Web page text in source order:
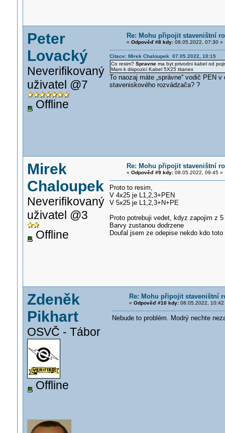
Peter
Lovacký
Neverifikovaný
uživatel @7
Offline
Re: Mohu připojit staveništní
« Odpověď #8 kdy:08.05.2022, 07:30 »
Citace: Mirek Chaloupek 07.05.2022, 10:15
Co resim? Spravne ma byt privodni kabel od
Mam k dispozici Kabel 5X25 titanex
To naozaj máte „správne“ vodič PEN
staveniskového rozvádzača? ?
Mirek
Chaloupek
Neverifikovaný
uživatel @3
Offline
Re: Mohu připojit staveništní
« Odpověď #9 kdy:08.05.2022, 09:45 »
Proto to resim,
V 4x25 je L1,2,3+PEN
V 5x25 je L1,2,3+N+PE
Proto potrebuji vedet, kdyz zapojim z
Barvy zustanou dodrzene
Doufal jsem ze odepise nekdo kdo
Zdeněk
Pikhart
OSVČ - Tábor
Offline
Re: Mohu připojit staveništní
« Odpověď #10 kdy:08.05.2022, 10:42
Nebude to problém. Modrý nechte